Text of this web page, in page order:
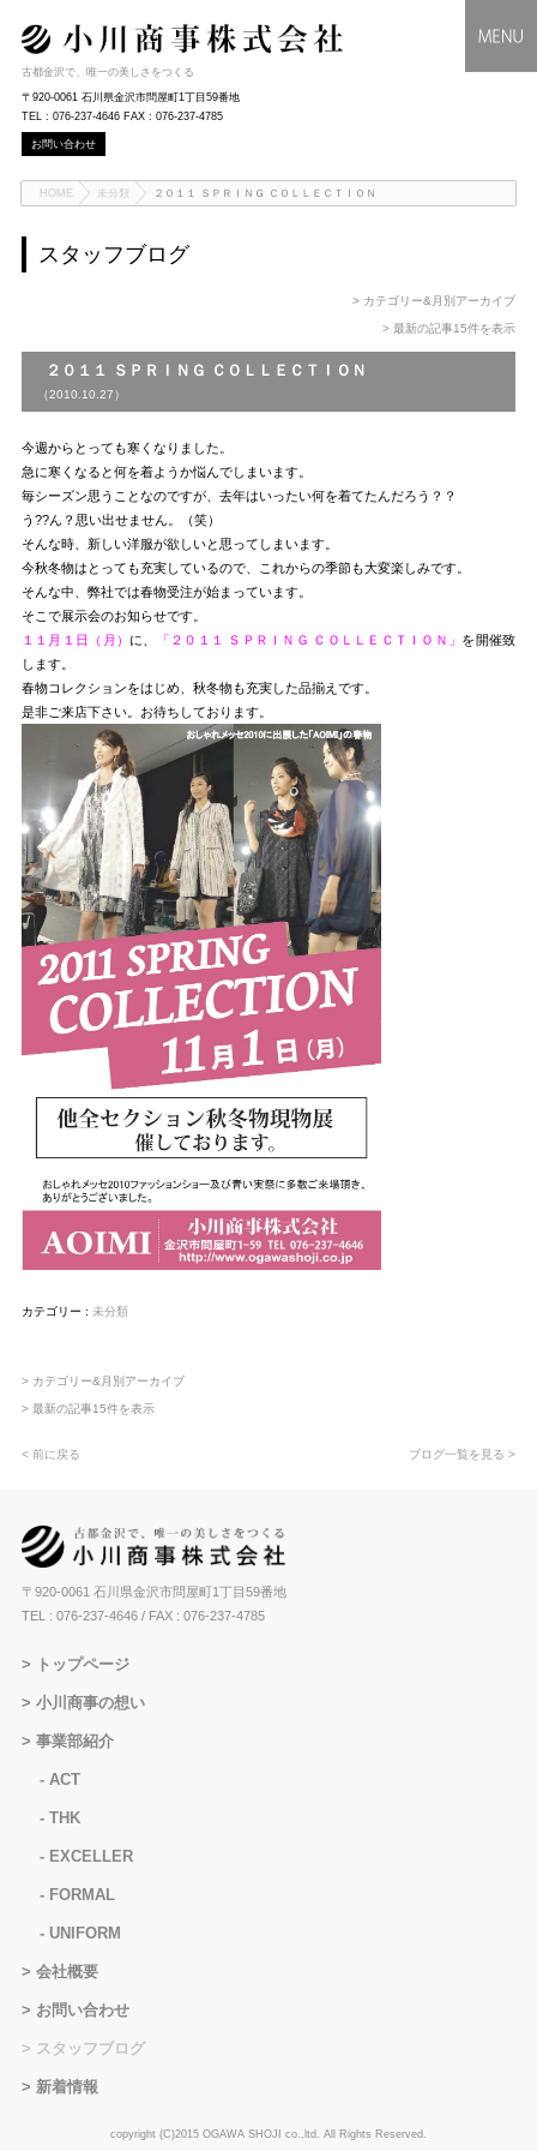
古都金沢で、唯一の美しさをつくる
〒920-0061 石川県金沢市問屋町1丁目59番地
TEL : 076-237-4646 FAX : 076-237-4785
お問い合わせ
HOME 未分類 ２０１１ ＳＰＲＩＮＧ ＣＯＬＬＥＣＴＩＯＮ
スタッフブログ
> カテゴリー&月別アーカイブ
> 最新の記事15件を表示
２０１１ ＳＰＲＩＮＧ ＣＯＬＬＥＣＴＩＯＮ
（2010.10.27）
今週からとっても寒くなりました。
急に寒くなると何を着ようか悩んでしまいます。
毎シーズン思うことなのですが、去年はいったい何を着てたんだろう？？
う??ん？思い出せません。（笑）
そんな時、新しい洋服が欲しいと思ってしまいます。
今秋冬物はとっても充実しているので、これからの季節も大変楽しみです。
そんな中、弊社では春物受注が始まっています。
そこで展示会のお知らせです。
１１月１日（月） に、 「２０１１ ＳＰＲＩＮＧ ＣＯＬＬＥＣＴＩＯＮ」 を開催致
します。
春物コレクションをはじめ、秋冬物も充実した品揃えです。
是非ご来店下さい。お待ちしております。
カテゴリー : 未分類
> カテゴリー&月別アーカイブ
> 最新の記事15件を表示
< 前に戻る ブログ一覧を見る >
〒920-0061 石川県金沢市問屋町1丁目59番地
TEL : 076-237-4646/ FAX : 076-237-4785
トップページ
小川商事の想い
事業部紹介
ACT
THK
EXCELLER
FORMAL
UNIFORM
会社概要
お問い合わせ
スタッフブログ
新着情報
copyright (C)2015 OGAWA SHOJI co.,ltd. All Rights Reserved.